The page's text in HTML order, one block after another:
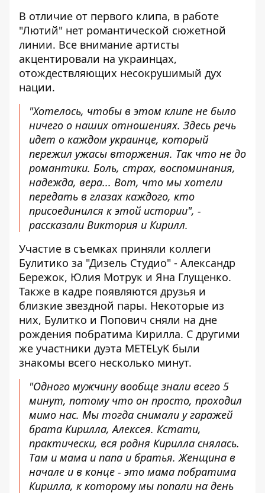
В отличие от первого клипа, в работе
"Лютий" нет романтической сюжетной
линии. Все внимание артисты
акцентировали на украинцах,
отождествляющих несокрушимый дух
нации.
"Хотелось, чтобы в этом клипе не было
ничего о наших отношениях. Здесь речь
идет о каждом украинце, который
пережил ужасы вторжения. Так что не до
романтики. Боль, страх, воспоминания,
надежда, вера... Вот, что мы хотели
передать в глазах каждого, кто
присоединился к этой истории", -
рассказали Виктория и Кирилл.
Участие в съемках приняли коллеги
Булитико за "Дизель Студио" - Александр
Бережок, Юлия Мотрук и Яна Глущенко.
Также в кадре появляются друзья и
близкие звездной пары. Некоторые из
них, Булитко и Попович сняли на дне
рождения побратима Кирилла. С другими
же участники дуэта METELyK были
знакомы всего несколько минут.
"Одного мужчину вообще знали всего 5
минут, потому что он просто, проходил
мимо нас. Мы тогда снимали у гаражей
брата Кирилла, Алексея. Кстати,
практически, вся родня Кирилла снялась.
Там и мама и папа и братья. Женщина в
начале и в конце - это мама побратима
Кирилла, к которому мы попали на день